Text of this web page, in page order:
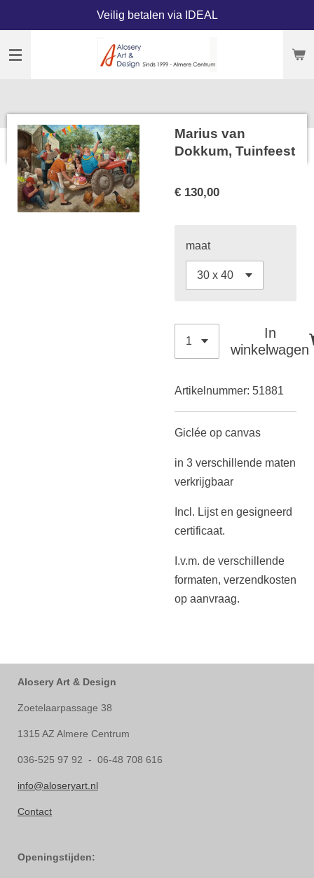
naar
Veilig betalen via IDEAL
Marius van
Dokkum, Tuinfeest
€ 130,00
maat
In
winkelwagen
Artikelnummer: 51881
Giclée op canvas
in 3 verschillende maten
verkrijgbaar
Incl. Lijst en gesigneerd
certificaat.
I.v.m. de verschillende
formaten, verzendkosten
op aanvraag.
Alosery Art & Design
Zoetelaarpassage 38
1315 AZ Almere Centrum
036-525 97 92 - 06-48 708 616
info@aloseryart.nl
Contact
Openingstijden: